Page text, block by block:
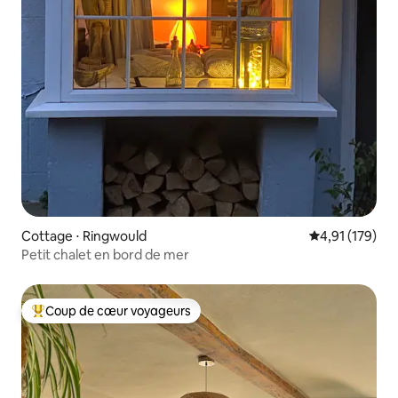
Cottage ⋅ Ringwould Évaluation
4,91 (179)
Petit chalet en bord de mer
Coups de cœur voyageurs les plus appréciés
Coup de cœur voyageurs